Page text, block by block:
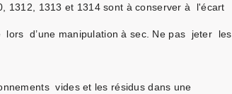
1312, 1313 et 1314 sont à conserver à l'écart
d’une manipulation à sec. Ne pas jeter les
vides et les résidus dans une